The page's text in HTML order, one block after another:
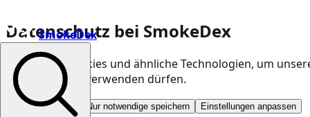
Datenschutz bei SmokeDex
Wir nutzen Cookies und ähnliche Technologien, um
Kategorien wir verwenden dürfen.
Alle akzeptieren Nur notwendige speichern Einstellungen anpassen
SmokeDex